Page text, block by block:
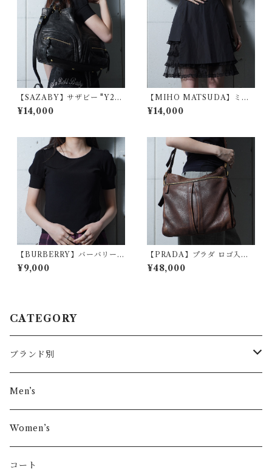
【SAZABY】サザビー "Y2
K・dark wear" レザー2WAY
ショルダーバッグ black
¥14,000
【MIHO MATSUDA】ミホ
マツダ "Gothic Archive" テ
ィアードフリルスカート blac
¥14,000
【BURBERRY】バーバリー
ホースロゴ刺繍ショートスリ
ーブニット black
¥9,000
【PRADA】プラダ ロゴ入レ
ザーショルダーバッグ brown
¥48,000
CATEGORY
ブランド別
その他ブランド
COMME des GARÇONS
Vivienne Westwood
Men’s
Women’s
コート